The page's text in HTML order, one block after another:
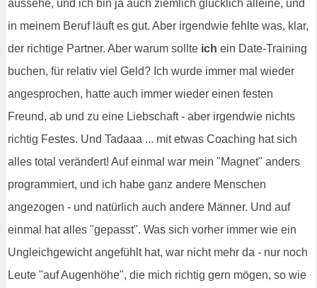
aussehe, und ich bin ja auch ziemlich glücklich alleine, und
in meinem Beruf läuft es gut. Aber irgendwie fehlte was, klar,
der richtige Partner. Aber warum sollte ich ein Date-Training
buchen, für relativ viel Geld? Ich wurde immer mal wieder
angesprochen, hatte auch immer wieder einen festen
Freund, ab und zu eine Liebschaft - aber irgendwie nichts
richtig Festes. Und Tadaaa ... mit etwas Coaching hat sich
alles total verändert! Auf einmal war mein "Magnet" anders
programmiert, und ich habe ganz andere Menschen
angezogen - und natürlich auch andere Männer. Und auf
einmal hat alles "gepasst". Was sich vorher immer wie ein
Ungleichgewicht angefühlt hat, war nicht mehr da - nur noch
Leute "auf Augenhöhe", die mich richtig gern mögen, so wie